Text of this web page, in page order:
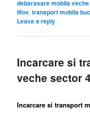
debarasare mobila
ilfov,transport mobila
Leave a reply
Incarcare si
veche sector
Incarcare si transport